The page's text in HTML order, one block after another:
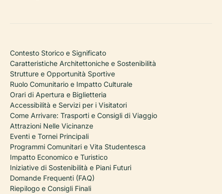
Contesto Storico e Significato
Caratteristiche Architettoniche e Sostenibilità
Strutture e Opportunità Sportive
Ruolo Comunitario e Impatto Culturale
Orari di Apertura e Biglietteria
Accessibilità e Servizi per i Visitatori
Come Arrivare: Trasporti e Consigli di Viaggio
Attrazioni Nelle Vicinanze
Eventi e Tornei Principali
Programmi Comunitari e Vita Studentesca
Impatto Economico e Turistico
Iniziative di Sostenibilità e Piani Futuri
Domande Frequenti (FAQ)
Riepilogo e Consigli Finali